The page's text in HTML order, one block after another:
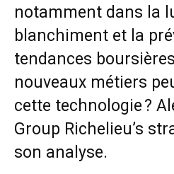
notamment dans la
blanchiment et la
tendances
nouveaux métiers
cette technologie ?
Group Richelieu’s
son analyse.